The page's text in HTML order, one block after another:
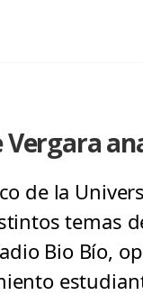
Vergara
de la
temas
Bio Bío,